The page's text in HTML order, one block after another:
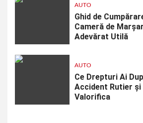
AUTO
Ghid de
Cameră de
Adevărat Utilă
AUTO
Ce Drepturi Ai
Accident Rutier și
Valorifica